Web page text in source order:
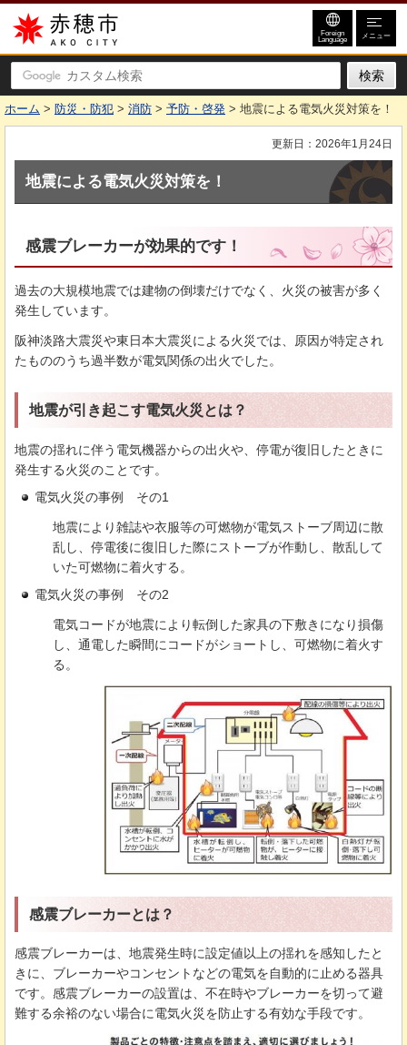
赤穂市
Foreign
Language メニュー
ホーム > 防災・防犯 > 消防 > 予防・啓発 > 地震による電気火災対策を！
更新日：2026年1月24日
地震による電気火災対策を！
感震ブレーカーが効果的です！
過去の大規模地震では建物の倒壊だけでなく、火災の被害が多く
発生しています。
阪神淡路大震災や東日本大震災による火災では、原因が特定され
たもののうち過半数が電気関係の出火でした。
地震が引き起こす電気火災とは？
地震の揺れに伴う電気機器からの出火や、停電が復旧したときに
発生する火災のことです。
電気火災の事例
その1
地震により雑誌や衣服等の可燃物が電気ストーブ周辺に散
乱し、停電後に復旧した際にストーブが作動し、散乱して
いた可燃物に着火する。
電気火災の事例
その2
電気コードが地震により転倒した家具の下敷きになり損傷
し、通電した瞬間にコードがショートし、可燃物に着火す
る。
感震ブレーカーとは？
感震ブレーカーは、地震発生時に設定値以上の揺れを感知したと
きに、ブレーカーやコンセントなどの電気を自動的に止める器具
です。感震ブレーカーの設置は、不在時やブレーカーを切って避
難する余裕のない場合に電気火災を防止する有効な手段です。